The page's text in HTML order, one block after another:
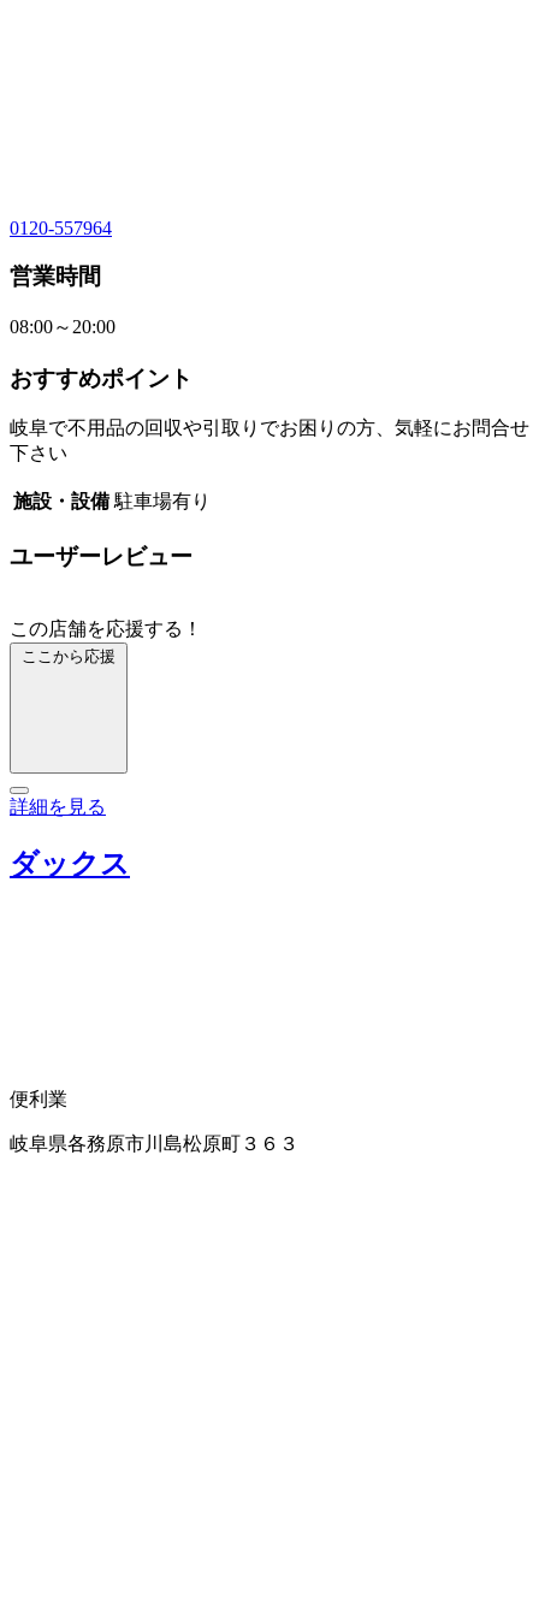
0120-557964
営業時間
08:00～20:00
おすすめポイント
岐阜で不用品の回収や引取りでお困りの方、気軽にお問合せ
下さい
施設・設備 駐車場有り
ユーザーレビュー
この店舗を応援する！
ここから応援
詳細を見る
ダックス
便利業
岐阜県各務原市川島松原町３６３